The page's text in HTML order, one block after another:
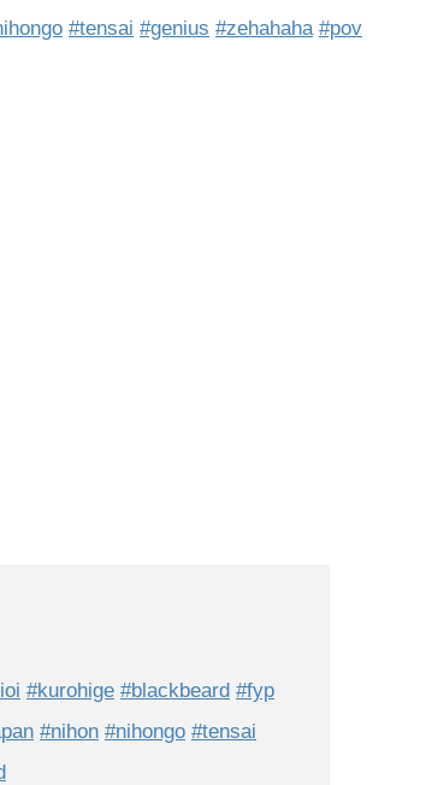
#tensai #genius #zehahaha #pov
#kurohige #blackbeard #fyp
#nihon #nihongo #tensai